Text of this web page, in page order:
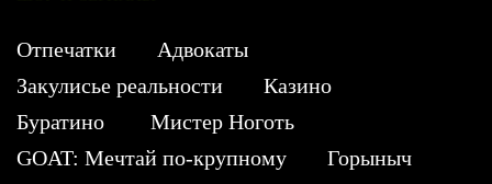
Отпечатки
Адвокаты
Закулисье реальности
Казино
Буратино
Мистер Ноготь
GOAT: Мечтай по-крупному
Горыныч